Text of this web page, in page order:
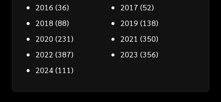
2016 (36) 2017 (52)
2018 (88) 2019 (138)
2020 (231) 2021 (350)
2022 (387) 2023 (356)
2024(111)